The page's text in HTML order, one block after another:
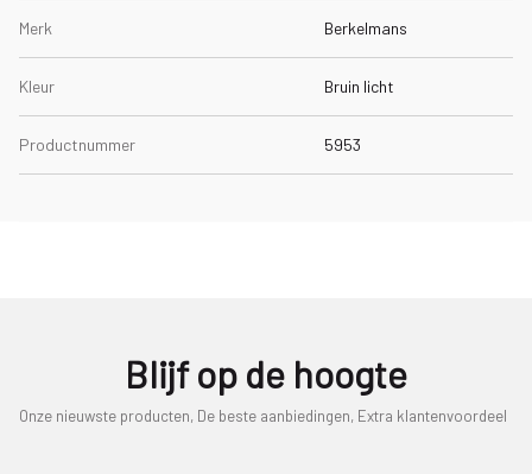
Merk Berkelmans
Kleur Bruin licht
Productnummer 5953
Blijf op de hoogte
Onze nieuwste producten, De beste aanbiedingen, Extra klantenvoordeel